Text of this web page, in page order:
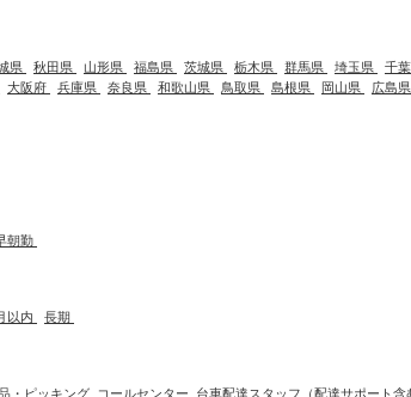
県 秋田県 山形県 福島県 茨城県 栃木県 群馬県 埼玉県 千
大阪府 兵庫県 奈良県 和歌山県 鳥取県 島根県 岡山県 広島県
朝勤
以内 長期
・ピッキング コールセンター 台車配達スタッフ（配達サポート含